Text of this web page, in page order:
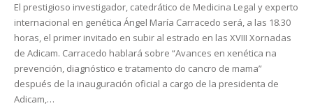
El prestigioso investigador, catedrático de Medicina Legal y experto
internacional en genética Ángel María Carracedo será, a las 18.30
horas, el primer invitado en subir al estrado en las XVIII Xornadas
de Adicam. Carracedo hablará sobre “Avances en xenética na
prevención, diagnóstico e tratamento do cancro de mama”
después de la inauguración oficial a cargo de la presidenta de
Adicam,…